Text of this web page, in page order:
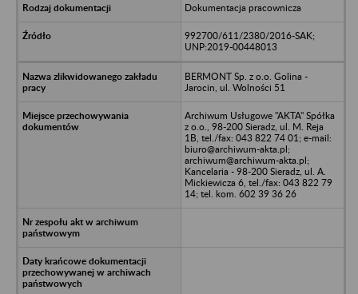
Dokumentacja pracownicza
992700/611/2380/2016-SAK;
UNP:2019-00448013
BERMONT Sp. z o.o. Golina -
Jarocin, ul. Wolności 51
Archiwum Usługowe "AKTA" Spółka
z o.o., 98-200 Sieradz, ul. M. Reja
1B, tel./fax: 043 822 74 01; e-mail:
biuro@archiwum-akta.pl;
archiwum@archiwum-akta.pl;
Kancelaria - 98-200 Sieradz, ul. A.
Mickiewicza 6, tel./fax: 043 822 79
14; tel. kom. 602 39 36 26